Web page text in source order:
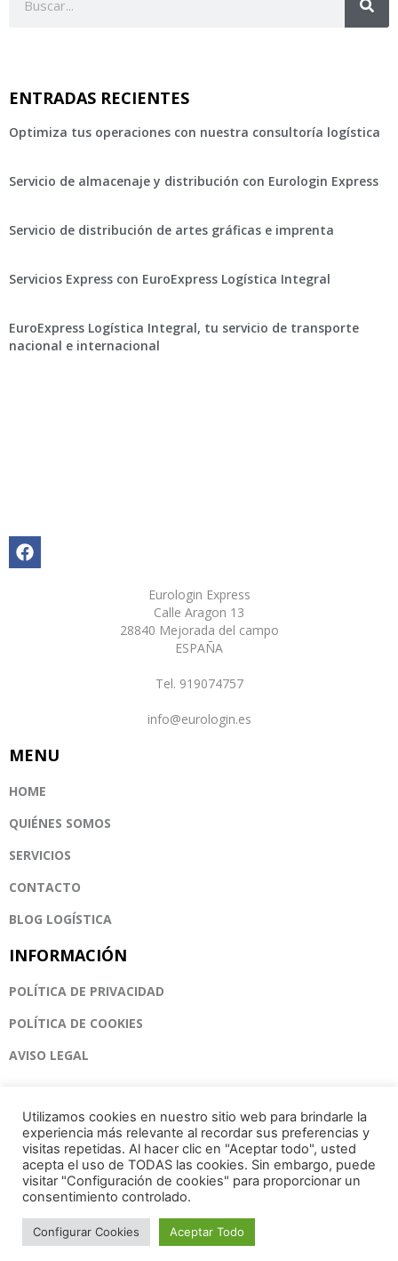
ENTRADAS RECIENTES
Optimiza tus operaciones con nuestra consultoría logística
Servicio de almacenaje y distribución con Eurologin Express
Servicio de distribución de artes gráficas e imprenta
Servicios Express con EuroExpress Logística Integral
EuroExpress Logística Integral, tu servicio de transporte
nacional e internacional
Eurologin Express
Calle Aragon 13
28840 Mejorada del campo
ESPAÑA
Tel. 919074757
info@eurologin.es
MENU
HOME
QUIÉNES SOMOS
SERVICIOS
CONTACTO
BLOG LOGÍSTICA
INFORMACIÓN
POLÍTICA DE PRIVACIDAD
POLÍTICA DE COOKIES
AVISO LEGAL
© Copyright Eurologin Express - Transportes Internacionales - 2023
Utilizamos cookies en nuestro sitio web para brindarle la
experiencia más relevante al recordar sus preferencias y
visitas repetidas. Al hacer clic en "Aceptar todo", usted
acepta el uso de TODAS las cookies. Sin embargo, puede
visitar "Configuración de cookies" para proporcionar un
consentimiento controlado.
Configurar Cookies Aceptar Todo